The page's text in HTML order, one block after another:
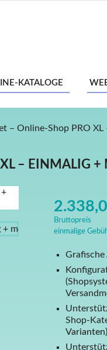
KATALOGE
– Online-Shop PRO
– EINMALIG +
Bruttopreis
einmalige
Grafische
Shop-
Varianten)